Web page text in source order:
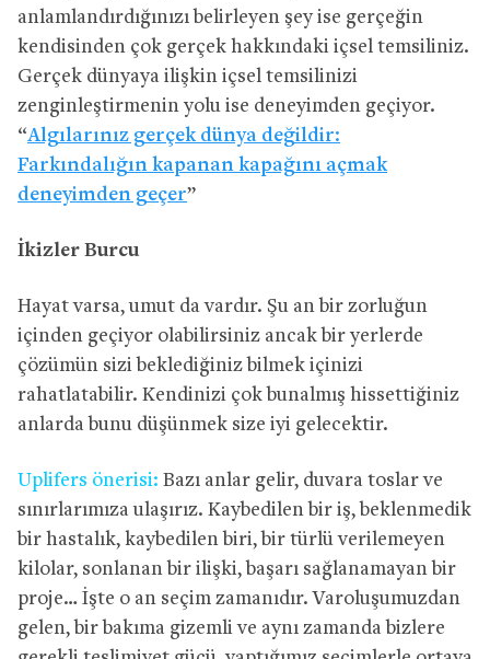
anlamlandırdığınızı belirleyen şey ise gerçeğin
kendisinden çok gerçek hakkındaki içsel temsiliniz.
Gerçek dünyaya ilişkin içsel temsilinizi
zenginleştirmenin yolu ise deneyimden geçiyor.
“Algılarınız gerçek dünya değildir:
Farkındalığın kapanan kapağını açmak
deneyimden geçer”
İkizler Burcu
Hayat varsa, umut da vardır. Şu an bir zorluğun
içinden geçiyor olabilirsiniz ancak bir yerlerde
çözümün sizi beklediğiniz bilmek içinizi
rahatlatabilir. Kendinizi çok bunalmış hissettiğiniz
anlarda bunu düşünmek size iyi gelecektir.
Uplifers önerisi: Bazı anlar gelir, duvara toslar ve
sınırlarımıza ulaşırız. Kaybedilen bir iş, beklenmedik
bir hastalık, kaybedilen biri, bir türlü verilemeyen
kilolar, sonlanan bir ilişki, başarı sağlanamayan bir
proje… İşte o an seçim zamanıdır. Varoluşumuzdan
gelen, bir bakıma gizemli ve aynı zamanda bizlere